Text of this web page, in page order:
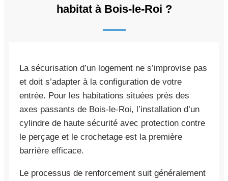
habitat à Bois-le-Roi ?
La sécurisation d’un logement ne s’improvise pas
et doit s’adapter à la configuration de votre
entrée. Pour les habitations situées près des
axes passants de Bois-le-Roi, l’installation d’un
cylindre de haute sécurité avec protection contre
le perçage et le crochetage est la première
barrière efficace.
Le processus de renforcement suit généralement